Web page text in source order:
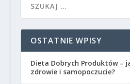
OSTATNIE WPISY
Dieta Dobrych Produktów –
zdrowie i samopoczucie?